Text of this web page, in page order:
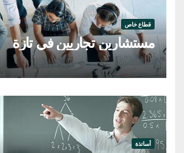
قطاع خاص
مستشارين تجاريين في تازة
أساتذة